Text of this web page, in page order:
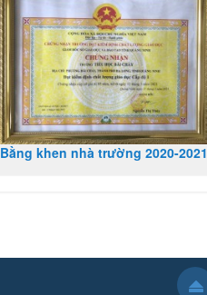
Bằng khen nhà trường 2020-2021